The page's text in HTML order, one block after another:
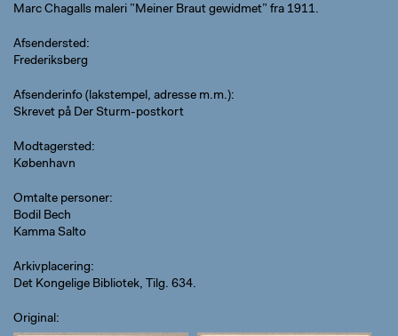
Marc Chagalls maleri ”Meiner Braut gewidmet” fra 1911.
Afsendersted
Frederiksberg
Afsenderinfo (lakstempel, adresse m.m.)
Skrevet på Der Sturm-postkort
Modtagersted
København
Omtalte personer
Bodil Bech
Kamma Salto
Arkivplacering
Det Kongelige Bibliotek, Tilg. 634.
Original